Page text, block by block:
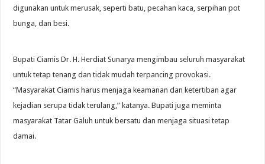
digunakan untuk merusak, seperti batu, pecahan kaca, serpihan pot
bunga, dan besi.
Bupati Ciamis Dr. H. Herdiat Sunarya mengimbau seluruh masyarakat
untuk tetap tenang dan tidak mudah terpancing provokasi.
“Masyarakat Ciamis harus menjaga keamanan dan ketertiban agar
kejadian serupa tidak terulang,” katanya. Bupati juga meminta
masyarakat Tatar Galuh untuk bersatu dan menjaga situasi tetap
damai.